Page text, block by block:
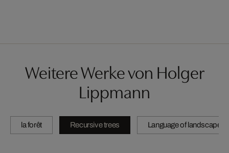
Weitere Werke von Holger
Lippmann
la forêt Recursive trees Language of landscape